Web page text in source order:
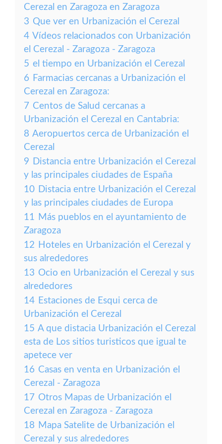
Cerezal en Zaragoza en Zaragoza
3 Que ver en Urbanización el Cerezal
4 Vídeos relacionados con Urbanización
el Cerezal - Zaragoza - Zaragoza
5 el tiempo en Urbanización el Cerezal
6 Farmacias cercanas a Urbanización el
Cerezal en Zaragoza:
7 Centos de Salud cercanas a
Urbanización el Cerezal en Cantabria:
8 Aeropuertos cerca de Urbanización el
Cerezal
9 Distancia entre Urbanización el Cerezal
y las principales ciudades de España
10 Distacia entre Urbanización el Cerezal
y las principales ciudades de Europa
11 Más pueblos en el ayuntamiento de
Zaragoza
12 Hoteles en Urbanización el Cerezal y
sus alrededores
13 Ocio en Urbanización el Cerezal y sus
alrededores
14 Estaciones de Esqui cerca de
Urbanización el Cerezal
15 A que distacia Urbanización el Cerezal
esta de Los sitios turisticos que igual te
apetece ver
16 Casas en venta en Urbanización el
Cerezal - Zaragoza
17 Otros Mapas de Urbanización el
Cerezal en Zaragoza - Zaragoza
18 Mapa Satelite de Urbanización el
Cerezal y sus alrededores